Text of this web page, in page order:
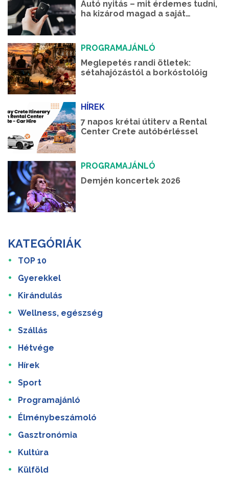
Autó nyitás – mit érdemes tudni,
ha kizárod magad a saját
PROGRAMAJÁNLÓ
Meglepetés randi ötletek:
sétahajózástól a borkóstolóig
HÍREK
7 napos krétai útiterv a Rental
Center Crete autóbérléssel
PROGRAMAJÁNLÓ
Demjén koncertek 2026
KATEGÓRIÁK
TOP 10
Gyerekkel
Kirándulás
Wellness, egészség
Szállás
Hétvége
Hírek
Sport
Programajánló
Élménybeszámoló
Gasztronómia
Kultúra
Külföld